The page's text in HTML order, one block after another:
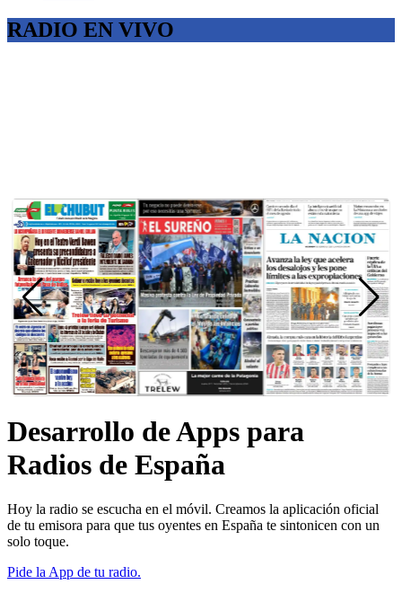
RADIO EN VIVO
Desarrollo de Apps para
Radios de España
Hoy la radio se escucha en el móvil. Creamos la aplicación oficial
de tu emisora para que tus oyentes en España te sintonicen con un
solo toque.
Pide la App de tu radio.